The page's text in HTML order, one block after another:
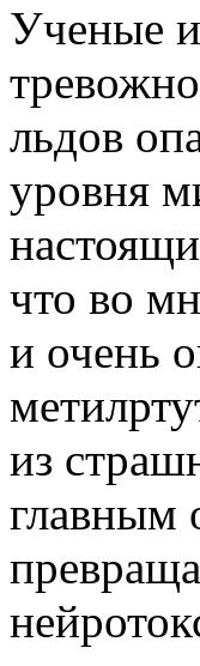
Ученые
льдов
уровня
что во
и очень
из
главным